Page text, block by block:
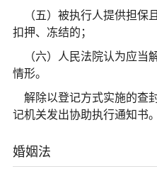
（五）被执行人提供担保
扣押、冻结的；
（六）人民法院认为应
情形。
解除以登记方式实施的查
记机关发出协助执行通知书。
婚姻法